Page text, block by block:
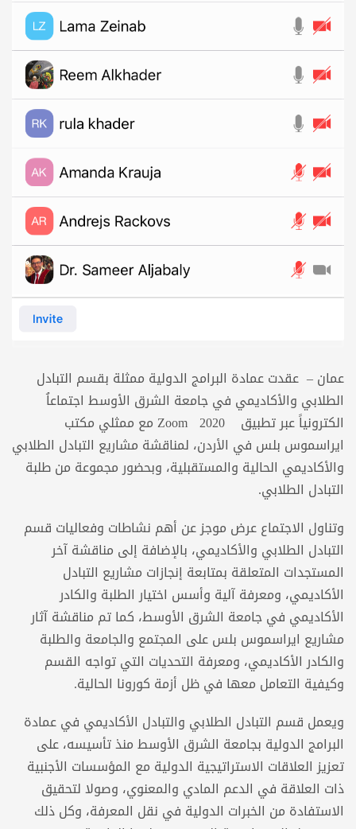
عمان – عقدت عمادة البرامج الدولية ممثلة بقسم التبادل
الطلابي والأكاديمي في جامعة الشرق الأوسط اجتماعاُ
الكترونياً عبر تطبيق Zoom 2020 مع ممثلي مكتب
ايراسموس بلس في الأردن، لمناقشة مشاريع التبادل الطلابي
والأكاديمي الحالية والمستقبلية، وبحضور مجموعة من طلبة
التبادل الطلابي.
وتناول الاجتماع عرض موجز عن أهم نشاطات وفعاليات قسم
التبادل الطلابي والأكاديمي، بالإضافة إلى مناقشة آخر
المستجدات المتعلقة بمتابعة إنجازات مشاريع التبادل
الأكاديمي، ومعرفة آلية وأسس اختيار الطلبة والكادر
الأكاديمي في جامعة الشرق الأوسط، كما تم مناقشة آثار
مشاريع ايراسموس بلس على المجتمع والجامعة والطلبة
والكادر الأكاديمي، ومعرفة التحديات التي تواجه القسم
وكيفية التعامل معها في ظل أزمة كورونا الحالية.
ويعمل قسم التبادل الطلابي والتبادل الأكاديمي في عمادة
البرامج الدولية بجامعة الشرق الأوسط منذ تأسيسه، على
تعزيز العلاقات الاستراتيجية الدولية مع المؤسسات الأجنبية
ذات العلاقة في الدعم المادي والمعنوي، وصولا لتحقيق
الاستفادة من الخبرات الدولية في نقل المعرفة، وكل ذلك